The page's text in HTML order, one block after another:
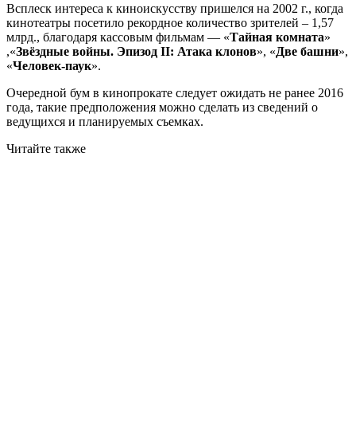
Всплеск интереса к киноискусству пришелся на 2002 г., когда
кинотеатры посетило рекордное количество зрителей – 1,57
млрд., благодаря кассовым фильмам — «Тайная комната»
,«Звёздные войны. Эпизод II: Атака клонов», «Две башни»,
«Человек-паук».
Очередной бум в кинопрокате следует ожидать не ранее 2016
года, такие предположения можно сделать из сведений о
ведущихся и планируемых съемках.
Читайте также